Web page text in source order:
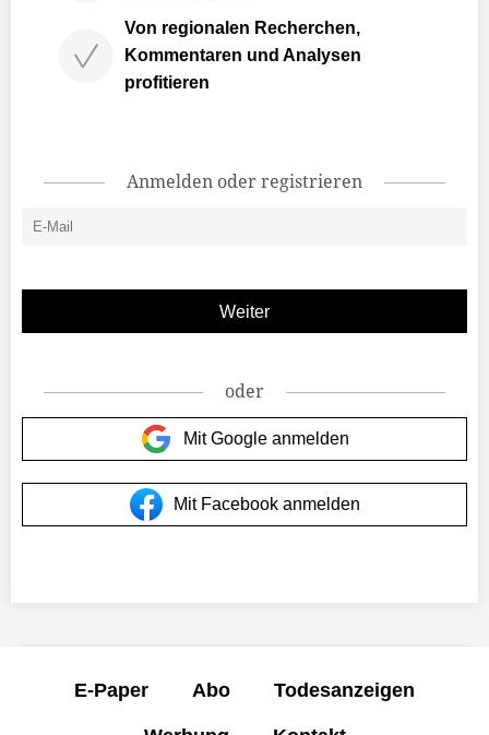
Von regionalen Recherchen,
Kommentaren und Analysen
profitieren
Anmelden oder registrieren
oder
Mit Google anmelden
Mit Facebook anmelden
E-Paper Abo Todesanzeigen